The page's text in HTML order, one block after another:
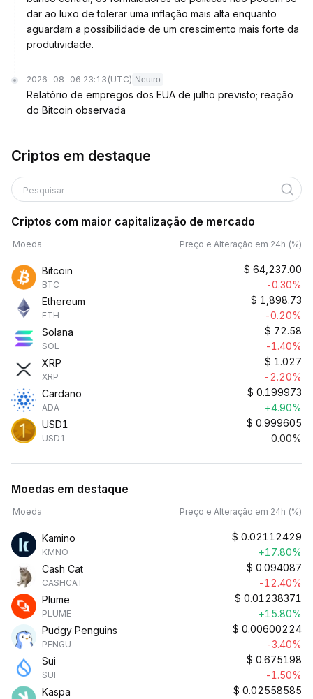
dar ao luxo de tolerar uma inflação mais alta enquanto
aguardam a possibilidade de um crescimento mais forte da
produtividade.
2026-08-06 23:13 (UTC) Neutro
Relatório de empregos dos EUA de julho previsto; reação
do Bitcoin observada
Criptos em destaque
Pesquisar
Criptos com maior capitalização de mercado
Moeda Preço e Alteração em 24h (%)
Bitcoin
BTC
$ 64,237.00
-0.30%
Ethereum
ETH
$ 1,898.73
-0.20%
Solana
SOL
$ 72.58
-1.40%
XRP
XRP
$ 1.027
-2.20%
Cardano
ADA
$ 0.199973
+4.90%
USD1
USD1
$ 0.999605
0.00%
Moedas em destaque
Moeda Preço e Alteração em 24h (%)
Kamino
KMNO
$ 0.02112429
+17.80%
Cash Cat
CASHCAT
$ 0.094087
-12.40%
Plume
PLUME
$ 0.01238371
+15.80%
Pudgy Penguins
PENGU
$ 0.00600224
-3.40%
Sui
SUI
$ 0.675198
-1.50%
Kaspa
$ 0.02558585